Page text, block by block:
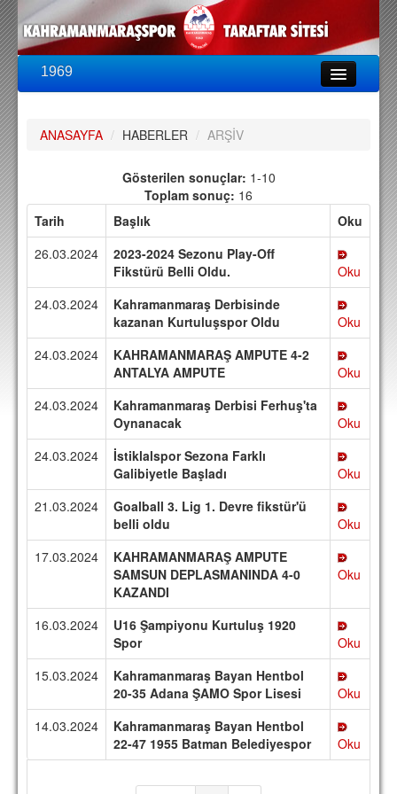
1969
PUAN DURUMU
FİKSTÜR
KADRO
A TAKIM KADROSU
TEKNİK KADRO
TRANSFERLER
TARAFTAR
BİLETLER
DEPLASMAN
LİSANSLI ÜRÜNLER
MULTİMEDYA
FOTOĞRAF & VİDEOLAR
MARŞ & TEZAHÜRATLAR
AMBLEM
SPOR TESİSLERİ
YÖNETİM KURULU
PERSONEL
SPONSORLAR
ANASAYFA / HABERLER / ARŞİV
Gösterilen sonuçlar: 1-10
Toplam sonuç: 16
Tarih
Başlık Oku
26.03.2024
2023-2024 Sezonu Play-Off
Fikstürü Belli Oldu.
Oku
24.03.2024
Kahramanmaraş Derbisinde
kazanan Kurtuluşspor Oldu
Oku
24.03.2024
KAHRAMANMARAŞ AMPUTE 4-2
ANTALYA AMPUTE
Oku
24.03.2024
Kahramanmaraş Derbisi Ferhuş'ta
Oynanacak
Oku
24.03.2024
İstiklalspor Sezona Farklı
Galibiyetle Başladı
Oku
21.03.2024
Goalball 3. Lig 1. Devre fikstür'ü
belli oldu
Oku
17.03.2024
KAHRAMANMARAŞ AMPUTE
SAMSUN DEPLASMANINDA 4-0
KAZANDI
Oku
16.03.2024
U16 Şampiyonu Kurtuluş 1920
Spor
Oku
15.03.2024
Kahramanmaraş Bayan Hentbol
20-35 Adana ŞAMO Spor Lisesi
Oku
14.03.2024
Kahramanmaraş Bayan Hentbol
22-47 1955 Batman Belediyespor
Oku